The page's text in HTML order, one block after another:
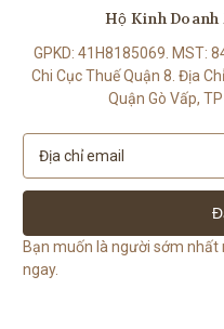
Hộ Kinh Doanh
GPKD: 41H8185069. MST:
Chi Cục Thuế Quận 8. Địa
Quận Gò Vấp,
a
l
A
d
Bạn muốn là người sớm
ngay.